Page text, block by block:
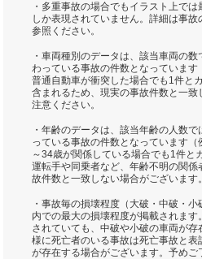
・多重事故の場合でもイラスト上で
しか表現されていません。詳細は事
参照ください。
・車両種別のデータは、該当車両の
わっている事故の件数となっていま
普通自動車が衝突した場合でも1件と
含まれるため、現実の事故件数と一
注意ください。
・年齢のデータは、該当年齢の人数
っている事故の件数となっています
～34歳が関係している場合でも1件と
運転手や同乗者など、年齢不明の関
故件数と一致しない場合がございます
・事故毎の損壊程度（大破・中破・
内での最大の損壊程度が掲載されま
されていても、中破や小破の車両が存
様に死亡者のいる事故は死亡事故と
が存在する場合がございます。予めご